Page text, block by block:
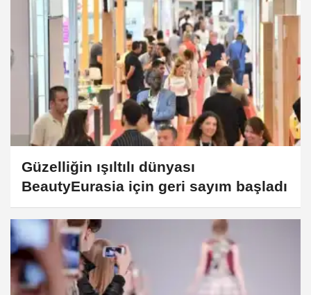
Güzelliğin ışıltılı dünyası
BeautyEurasia için geri sayım başladı